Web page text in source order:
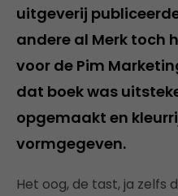
uitgeverij
andere al Merk toch
voor de Pim
dat boek was
opgemaakt en
vormgegeven.
Het oog, de tast, ja zelfs